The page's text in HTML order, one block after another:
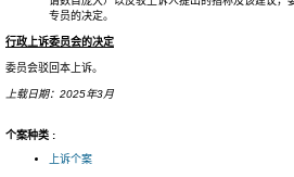
专员的决定。
行政上诉委员会的决定
委员会驳回本上诉。
上载日期：2025年3月
个案种类 :
上诉个案